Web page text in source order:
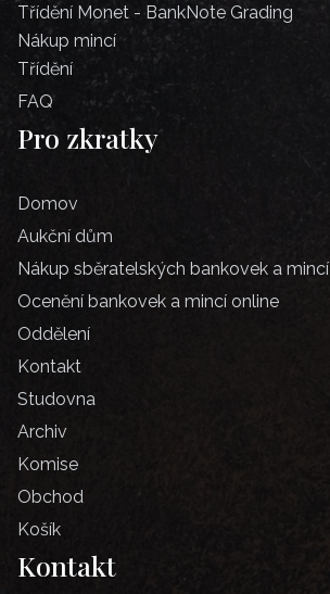
Třídění Monet - BankNote Grading
Nákup mincí
Třídění
FAQ
Pro zkratky
Domov
Aukční dům
Nákup sběratelských bankovek a mincí
Ocenění bankovek a mincí online
Oddělení
Kontakt
Studovna
Archiv
Komise
Obchod
Košík
Kontakt